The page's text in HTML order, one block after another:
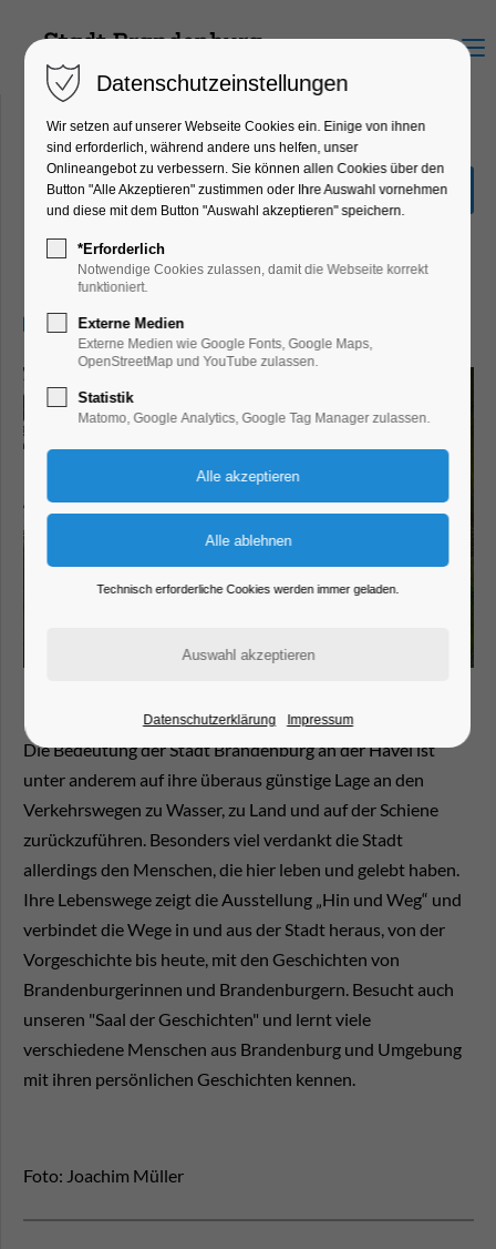
Menu
Sonderausstellung "Hin &
Weg"
Ausstellung, Kinder, Jugend, Kunst,
Mitmach-Aktion
17.07.2026, 13:00–17:00
Die Bedeutung der Stadt Brandenburg an der Havel ist
unter anderem auf ihre überaus günstige Lage an den
Verkehrswegen zu Wasser, zu Land und auf der Schiene
zurückzuführen. Besonders viel verdankt die Stadt
allerdings den Menschen, die hier leben und gelebt haben.
Ihre Lebenswege zeigt die Ausstellung „Hin und Weg“ und
verbindet die Wege in und aus der Stadt heraus, von der
Vorgeschichte bis heute, mit den Geschichten von
Brandenburgerinnen und Brandenburgern. Besucht auch
unseren "Saal der Geschichten" und lernt viele
verschiedene Menschen aus Brandenburg und Umgebung
mit ihren persönlichen Geschichten kennen.
Foto: Joachim Müller
Datenschutzeinstellungen
Wir setzen auf unserer Webseite Cookies ein. Einige von ihnen
sind erforderlich, während andere uns helfen, unser
Onlineangebot zu verbessern. Sie können allen Cookies über den
Button "Alle Akzeptieren" zustimmen oder Ihre Auswahl vornehmen
und diese mit dem Button "Auswahl akzeptieren" speichern.
*Erforderlich
Notwendige Cookies zulassen, damit die Webseite korrekt
funktioniert.
Externe Medien
Externe Medien wie Google Fonts, Google Maps,
OpenStreetMap und YouTube zulassen.
Statistik
Matomo, Google Analytics, Google Tag Manager zulassen.
Technisch erforderliche Cookies werden immer geladen.
Datenschutzerklärung Impressum